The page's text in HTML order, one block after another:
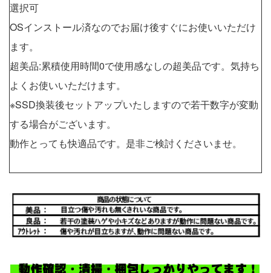
選択可
OSインストール済なのでお届け後すぐにお使いいただけ
ます。
超美品:累積使用時間0で使用感なしの超美品です。気持ち
よくお使いいただけます。
※SSD換装後セットアップいたしますので若干数字が変動
する場合がございます。
動作とっても快適品です。是非ご検討くださいませ。